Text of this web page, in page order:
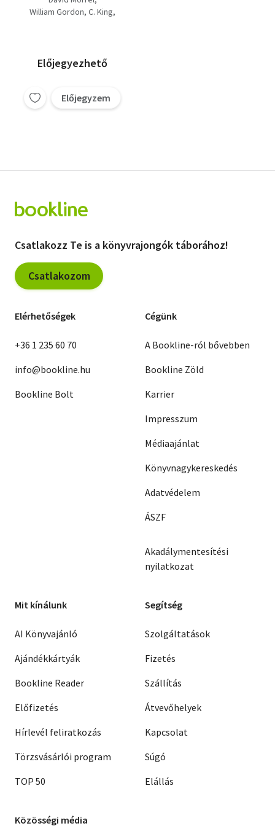
halál túl kevés
William Gordon C. King
Előjegyezhető
Előjegyzem
Csatlakozz Te is a könyvrajongók táborához!
Csatlakozom
Elérhetőségek
+36 1 235 60 70
info@bookline.hu
Bookline Bolt
Cégünk
A Bookline-ról bővebben
Bookline Zöld
Karrier
Impresszum
Médiaajánlat
Könyvnagykereskedés
Adatvédelem
ÁSZF
Akadálymentesítési
nyilatkozat
Mit kínálunk
AI Könyvajánló
Ajándékkártyák
Bookline Reader
Előfizetés
Hírlevél feliratkozás
Törzsvásárlói program
TOP 50
Segítség
Szolgáltatások
Fizetés
Szállítás
Átvevőhelyek
Kapcsolat
Súgó
Elállás
Közösségi média